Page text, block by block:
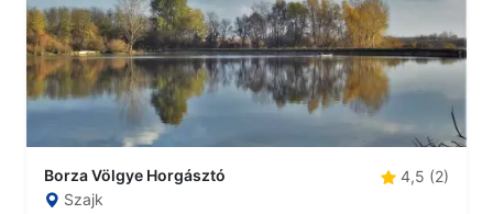
Borza Völgye Horgásztó
4,5 (2)
Szajk